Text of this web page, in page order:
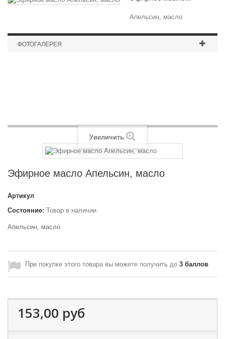
Апельсин, масло
ФОТОГАЛЕРЕЯ
Увеличить
Эфирное масло Апельсин, масло
Артикул
Состояние: Товар в наличии
Апельсин, масло
При покупке этого товара вы можете получить до 3 баллов
153,00 руб